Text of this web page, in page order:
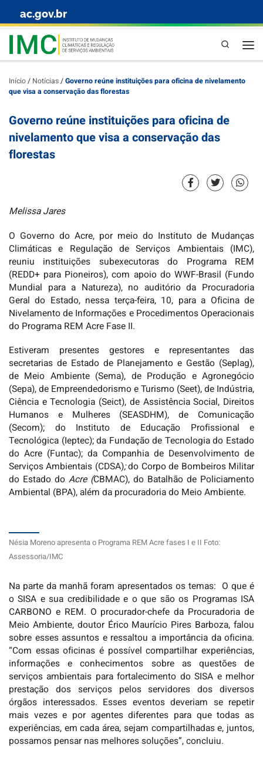
Skip to content
ac.gov.br
Pesquisa
Início/ Notícias/Governo reúne instituições para oficina de nivelamento
que visa a conservação das florestas
Governo reúne instituições para oficina de
nivelamento que visa a conservação das
florestas
Melissa Jares
O Governo do Acre, por meio do Instituto de Mudanças
Climáticas e Regulação de Serviços Ambientais (IMC),
reuniu instituições subexecutoras do Programa REM
(REDD+ para Pioneiros), com apoio do WWF-Brasil (Fundo
Mundial para a Natureza), no auditório da Procuradoria
Geral do Estado, nessa terça-feira, 10, para a Oficina de
Nivelamento de Informações e Procedimentos Operacionais
do Programa REM Acre Fase II.
Estiveram presentes gestores e representantes das
secretarias de Estado de Planejamento e Gestão (Seplag),
de Meio Ambiente (Sema), de Produção e Agronegócio
(Sepa), de Empreendedorismo e Turismo (Seet), de Indústria,
Ciência e Tecnologia (Seict), de Assistência Social, Direitos
Humanos e Mulheres (SEASDHM), de Comunicação
(Secom); do Instituto de Educação Profissional e
Tecnológica (Ieptec); da Fundação de Tecnologia do Estado
do Acre (Funtac); da Companhia de Desenvolvimento de
Serviços Ambientais (CDSA);do Corpo de Bombeiros Militar
do Estado do Acre (CBMAC), do Batalhão de Policiamento
Ambiental (BPA), além da procuradoria do Meio Ambiente.
Nésia Moreno apresenta o Programa REM Acre fases I e II Foto:
Assessoria/IMC
Na parte da manhã foram apresentados os temas: O que é
o SISA e sua credibilidade e o que são os Programas ISA
CARBONO e REM. O procurador-chefe da Procuradoria de
Meio Ambiente, doutor Érico Maurício Pires Barboza, falou
sobre esses assuntos e ressaltou a importância da oficina.
“Com essas oficinas é possível compartilhar experiências,
informações e conhecimentos sobre as questões de
serviços ambientais para fortalecimento do SISA e melhor
prestação dos serviços pelos servidores dos diversos
órgãos interessados. Esses eventos deveriam se repetir
mais vezes e por agentes diferentes para que todas as
experiências, em cada área, sejam compartilhadas e, juntos,
possamos pensar nas melhores soluções”, concluiu.